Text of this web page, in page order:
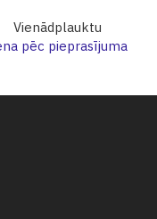
Vienādplauktu
pēc pieprasījuma